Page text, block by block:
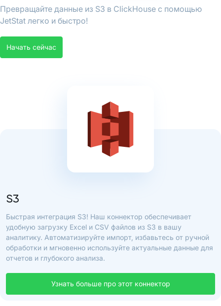
Превращайте данные из S3 в ClickHouse с помощью
JetStat легко и быстро!
Начать сейчас
S3
Быстрая интеграция S3! Наш коннектор обеспечивает
удобную загрузку Excel и CSV файлов из S3 в вашу
аналитику. Автоматизируйте импорт, избавьтесь от ручной
обработки и мгновенно используйте актуальные данные для
отчетов и глубокого анализа.
Узнать больше про этот коннектор